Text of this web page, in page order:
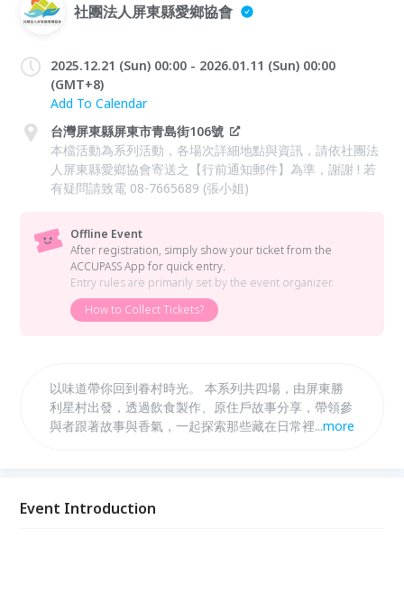
社團法人屏東縣愛鄉協會
2025.12.21 (Sun) 00:00 - 2026.01.11 (Sun) 00:00
(GMT+8)
Add To Calendar
台灣屏東縣屏東市青島街106號
本檔活動為系列活動，各場次詳細地點與資訊，請依社團法
人屏東縣愛鄉協會寄送之【行前通知郵件】為準，謝謝 ! 若
有疑問請致電 08-7665689 (張小姐)
Offline Event
After registration, simply show your ticket from the
ACCUPASS App for quick entry.
Entry rules are primarily set by the event organizer.
How to Collect Tickets?
以味道帶你回到眷村時光。 本系列共四場，由屏東勝
利星村出發，透過飲食製作、原住戶故事分享，帶領參
與者跟著故事與香氣，一起探索那些藏在日常裡的眷村
...more
Event Introduction